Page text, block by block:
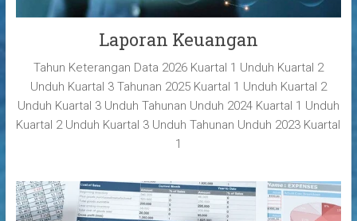
Laporan Keuangan
Tahun Keterangan Data 2026 Kuartal 1 Unduh Kuartal 2
Unduh Kuartal 3 Tahunan 2025 Kuartal 1 Unduh Kuartal 2
Unduh Kuartal 3 Unduh Tahunan Unduh 2024 Kuartal 1 Unduh
Kuartal 2 Unduh Kuartal 3 Unduh Tahunan Unduh 2023 Kuartal
1